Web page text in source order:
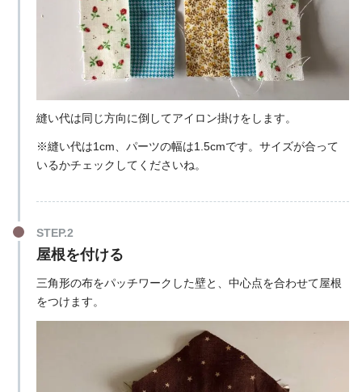
縫い代は同じ方向に倒してアイロン掛けをします。
※縫い代は1cm、パーツの幅は1.5cmです。サイズが合って
いるかチェックしてくださいね。
屋根を付ける
三角形の布をパッチワークした壁と、中心点を合わせて屋根
をつけます。